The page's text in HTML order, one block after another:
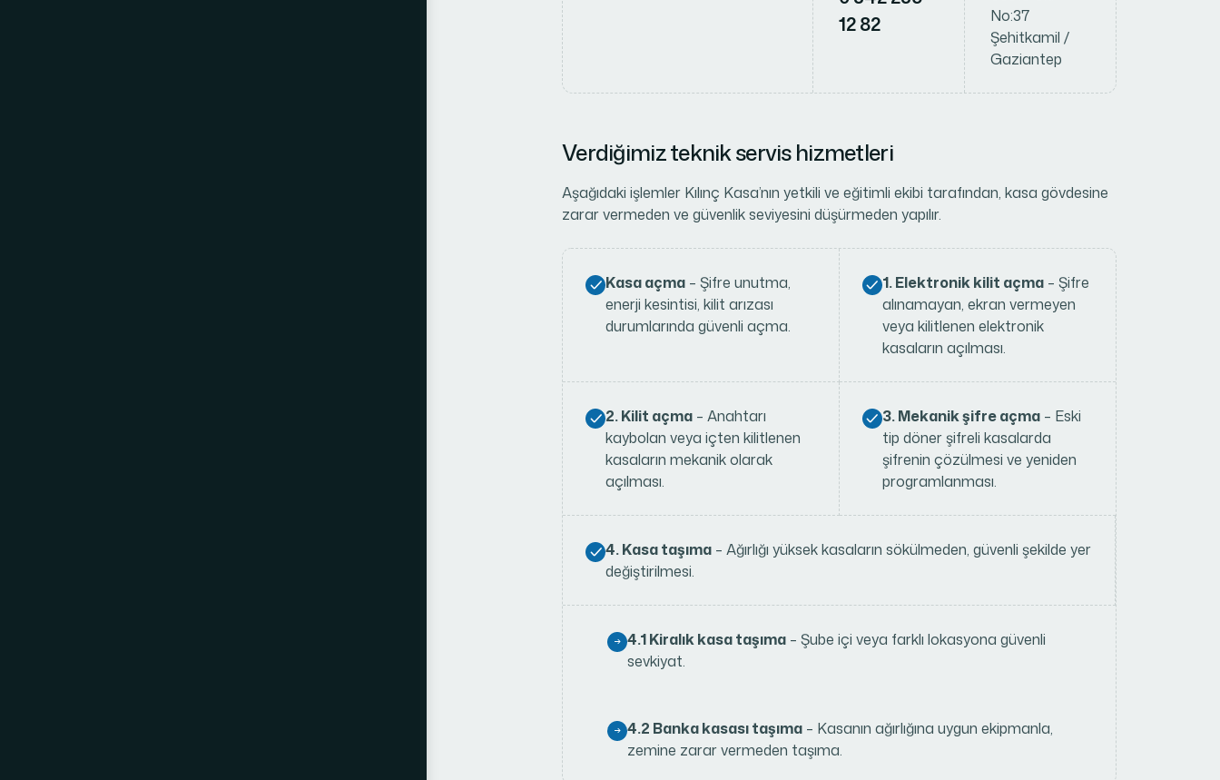
12 82
No:37
Şehitkamil /
Gaziantep
Verdiğimiz teknik servis hizmetleri
Aşağıdaki işlemler Kılınç Kasa’nın yetkili ve eğitimli ekibi tarafından, kasa gövdesine
zarar vermeden ve güvenlik seviyesini düşürmeden yapılır.
Kasa açma – Şifre unutma,
enerji kesintisi, kilit arızası
durumlarında güvenli açma.
1. Elektronik kilit açma– Şifre
alınamayan, ekran vermeyen
veya kilitlenen elektronik
kasaların açılması.
2. Kilit açma – Anahtarı
kaybolan veya içten kilitlenen
kasaların mekanik olarak
açılması.
3. Mekanik şifre açma– Eski
tip döner şifreli kasalarda
şifrenin çözülmesi ve yeniden
programlanması.
4. Kasa taşıma – Ağırlığı yüksek kasaların sökülmeden, güvenli şekilde yer
değiştirilmesi.
4.1 Kiralık kasa taşıma – Şube içi veya farklı lokasyona güvenli
sevkiyat.
4.2 Banka kasası taşıma – Kasanın ağırlığına uygun ekipmanla,
zemine zarar vermeden taşıma.